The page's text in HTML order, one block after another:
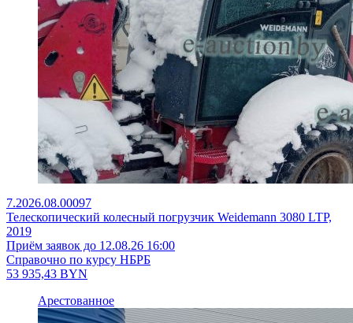
7.2026.08.00097
Телескопический колесный погрузчик Weidemann 3080 LTP,
2019
Приём заявок до 12.08.26 16:00
Справочно по курсу НБРБ
53 935,43 BYN
Арестованное